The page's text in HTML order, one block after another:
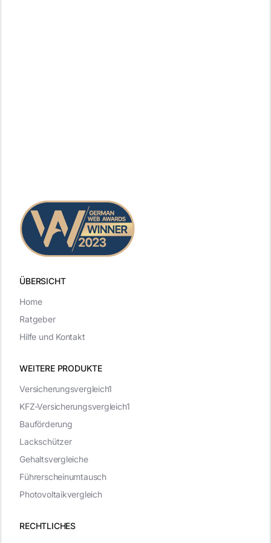
ÜBERSICHT
WEITERE PRODUKTE
RECHTLICHES
Versicherungsvergleich1
KFZ-Versicherungsvergleich1
Bauförderung
Lackschützer
Gehaltsvergleiche
Führerscheinumtausch
Photovoltaikvergleich
Home
Ratgeber
Hilfe und Kontakt